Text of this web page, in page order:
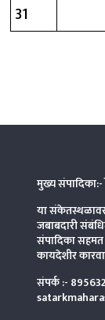
31
मुख्य
या
जबाबदारी
संपादिकासहमत
कायदेशीर
संपर्क :-